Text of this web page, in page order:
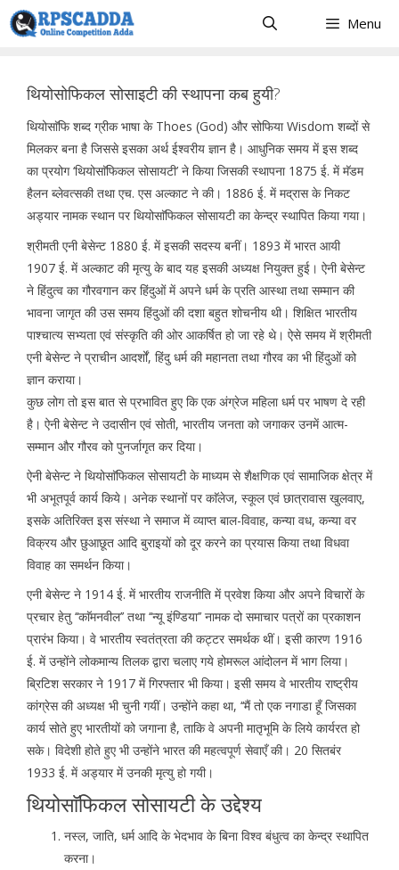
Skip
to
Menu
थियोसोफिकल सोसाइटी की स्थापना कब हुयी?
थियोसाॅफि शब्द ग्रीक भाषा के Thoes (God) और सोफिया Wisdom शब्दों से
मिलकर बना है जिससे इसका अर्थ ईश्वरीय ज्ञान है। आधुनिक समय में इस शब्द
का प्रयोग ‘थियोसाॅफिकल सोसायटी’ ने किया जिसकी स्थापना 1875 ई. में मॅडम
हैलन ब्लेवत्सकी तथा एच. एस अल्काट ने की। 1886 ई. में मद्रास के निकट
अड्यार नामक स्थान पर थियोसाॅफिकल सोसायटी का केन्द्र स्थापित किया गया।
श्रीमती एनी बेसेन्ट 1880 ई. में इसकी सदस्य बनीं। 1893 में भारत आयी
1907 ई. में अल्काट की मृत्यु के बाद यह इसकी अध्यक्ष नियुक्त हुई। ऐनी बेसेन्ट
ने हिंदुत्व का गौरवगान कर हिंदुओं में अपने धर्म के प्रति आस्था तथा सम्मान की
भावना जागृत की उस समय हिंदुओं की दशा बहुत शोचनीय थी। शिक्षित भारतीय
पाश्चात्य सभ्यता एवं संस्कृति की ओर आकर्षित हो जा रहे थे। ऐसे समय में श्रीमती
एनी बेसेन्ट ने प्राचीन आदर्शों, हिंदु धर्म की महानता तथा गौरव का भी हिंदुओं को
ज्ञान कराया।
कुछ लोग तो इस बात से प्रभावित हुए कि एक अंग्रेज महिला धर्म पर भाषण दे रही
है। ऐनी बेसेन्ट ने उदासीन एवं सोती, भारतीय जनता को जगाकर उनमें आत्म-
सम्मान और गौरव को पुनर्जागृत कर दिया।
ऐनी बेसेन्ट ने थियोसाॅफिकल सोसायटी के माध्यम से शैक्षणिक एवं सामाजिक क्षेत्र में
भी अभूतपूर्व कार्य किये। अनेक स्थानों पर काॅलेज, स्कूल एवं छात्रावास खुलवाए,
इसके अतिरिक्त इस संस्था ने समाज में व्याप्त बाल-विवाह, कन्या वध, कन्या वर
विक्रय और छुआछूत आदि बुराइयों को दूर करने का प्रयास किया तथा विधवा
विवाह का समर्थन किया।
एनी बेसेन्ट ने 1914 ई. में भारतीय राजनीति में प्रवेश किया और अपने विचारों के
प्रचार हेतु ‘‘काॅमनवील’’ तथा ‘‘न्यू इंण्डिया’’ नामक दो समाचार पत्रों का प्रकाशन
प्रारंभ किया। वे भारतीय स्वतंत्रता की कट्टर समर्थक थीं। इसी कारण 1916
ई. में उन्होंने लोकमान्य तिलक द्वारा चलाए गये होमरूल आंदोलन में भाग लिया।
ब्रिटिश सरकार ने 1917 में गिरफ्तार भी किया। इसी समय वे भारतीय राष्ट्रीय
कांग्रेस की अध्यक्ष भी चुनी गयीं। उन्होंने कहा था, ‘‘मैं तो एक नगाडा हूँ जिसका
कार्य सोते हुए भारतीयों को जगाना है, ताकि वे अपनी मातृभूमि के लिये कार्यरत हो
सके। विदेशी होते हुए भी उन्होंने भारत की महत्वपूर्ण सेवाएँ की। 20 सितबंर
1933 ई. में अड्यार में उनकी मृत्यु हो गयी।
थियोसाॅफिकल सोसायटी के उद्देश्य
नस्ल, जाति, धर्म आदि के भेदभाव के बिना विश्व बंधुत्व का केन्द्र स्थापित
करना।